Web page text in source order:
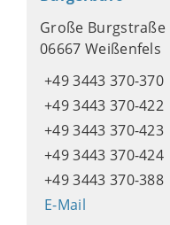
Große Burgstraße
06667 Weißenfels
+49 3443 370-370
+49 3443 370-422
+49 3443 370-423
+49 3443 370-424
+49 3443 370-388
E-Mail